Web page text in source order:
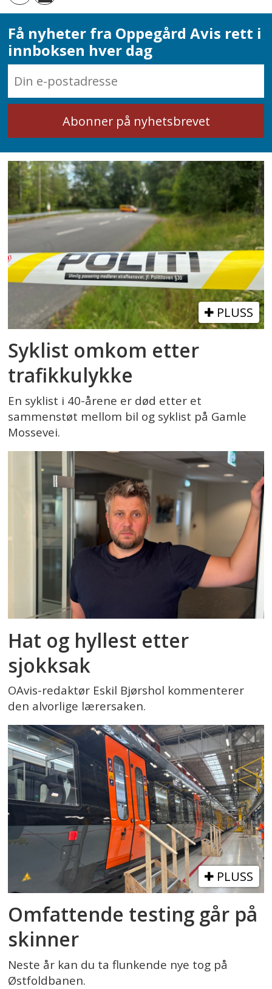
Få nyheter fra Oppegård Avis rett i
innboksen hver dag
PLUSS
Syklist omkom etter
trafikkulykke
En syklist i 40-årene er død etter et
sammenstøt mellom bil og syklist på Gamle
Mossevei.
Hat og hyllest etter
sjokksak
OAvis-redaktør Eskil Bjørshol kommenterer
den alvorlige lærersaken.
PLUSS
Omfattende testing går på
skinner
Neste år kan du ta flunkende nye tog på
Østfoldbanen.